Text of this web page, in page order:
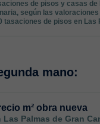
de pisos y casas de
según las
tasaciones de pisos en Las
mano:
m² obra nueva
Las Palmas de Gran